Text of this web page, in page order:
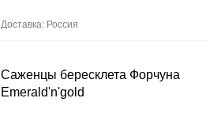
Доставка: Россия
Саженцы бересклета Форчуна
Emerald'n'gold